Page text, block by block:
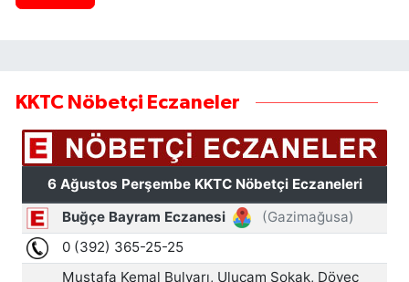
KKTC Nöbetçi Eczaneler